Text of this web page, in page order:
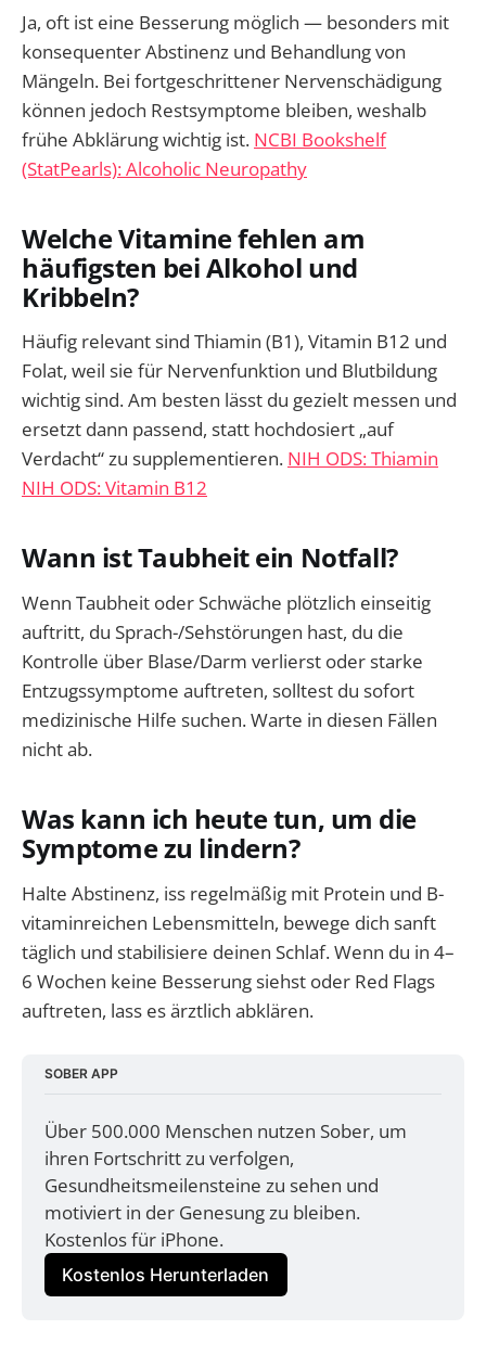
Ja, oft ist eine Besserung möglich — besonders mit
konsequenter Abstinenz und Behandlung von
Mängeln. Bei fortgeschrittener Nervenschädigung
können jedoch Restsymptome bleiben, weshalb
frühe Abklärung wichtig ist. NCBI Bookshelf
(StatPearls): Alcoholic Neuropathy
Welche Vitamine fehlen am
häufigsten bei Alkohol und
Kribbeln?
Häufig relevant sind Thiamin (B1), Vitamin B12 und
Folat, weil sie für Nervenfunktion und Blutbildung
wichtig sind. Am besten lässt du gezielt messen und
ersetzt dann passend, statt hochdosiert „auf
Verdacht“ zu supplementieren. NIH ODS: Thiamin
NIH ODS: Vitamin B12
Wann ist Taubheit ein Notfall?
Wenn Taubheit oder Schwäche plötzlich einseitig
auftritt, du Sprach-/Sehstörungen hast, du die
Kontrolle über Blase/Darm verlierst oder starke
Entzugssymptome auftreten, solltest du sofort
medizinische Hilfe suchen. Warte in diesen Fällen
nicht ab.
Was kann ich heute tun, um die
Symptome zu lindern?
Halte Abstinenz, iss regelmäßig mit Protein und B-
vitaminreichen Lebensmitteln, bewege dich sanft
täglich und stabilisiere deinen Schlaf. Wenn du in 4–
6 Wochen keine Besserung siehst oder Red Flags
auftreten, lass es ärztlich abklären.
SOBER APP
Über 500.000 Menschen nutzen Sober, um
ihren Fortschritt zu verfolgen,
Gesundheitsmeilensteine zu sehen und
motiviert in der Genesung zu bleiben.
Kostenlos für iPhone.
Kostenlos Herunterladen